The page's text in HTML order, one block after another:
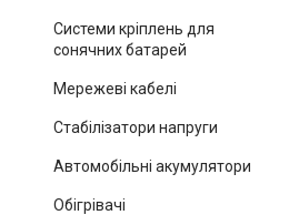
Системи кріплень для
сонячних батарей
Мережеві кабелі
Стабілізатори напруги
Автомобільні акумулятори
Обігрівачі